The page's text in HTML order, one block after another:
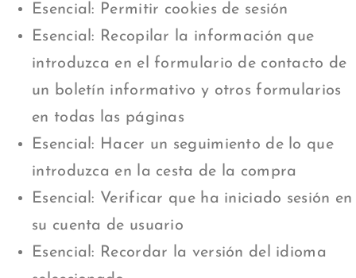
Esencial: Permitir cookies de sesión
Esencial: Recopilar la información que
introduzca en el formulario de contacto de
un boletín informativo y otros formularios
en todas las páginas
Esencial: Hacer un seguimiento de lo que
introduzca en la cesta de la compra
Esencial: Verificar que ha iniciado sesión en
su cuenta de usuario
Esencial: Recordar la versión del idioma